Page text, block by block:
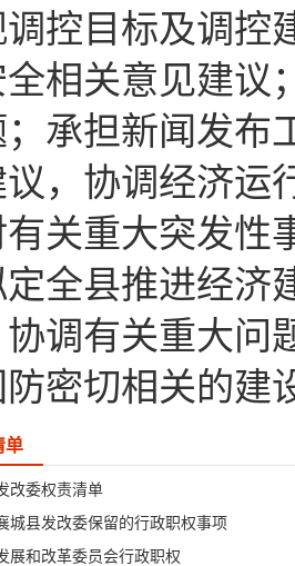
调控目标及调控
相关意见建议
；承担新闻发布
议，协调经济运
有关重大突发性
全县推进经济
调有关重大问
防密切相关的建
单
改委权责清单
城县发改委保留的行政职权事项
展和改革委员会行政职权